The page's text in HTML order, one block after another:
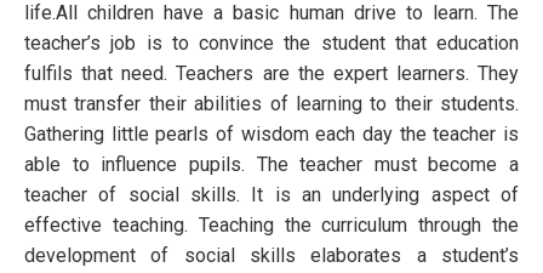
life.All children have a basic human drive to learn. The
teacher’s job is to convince the student that education
fulfils that need. Teachers are the expert learners. They
must transfer their abilities of learning to their students.
Gathering little pearls of wisdom each day the teacher is
able to influence pupils. The teacher must become a
teacher of social skills. It is an underlying aspect of
effective teaching. Teaching the curriculum through the
development of social skills elaborates a student’s